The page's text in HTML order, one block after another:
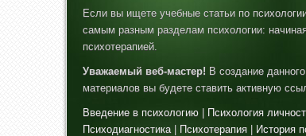
Если вы ищете учебные статьи по
самым разным разделам психологии:
психотерапией.
Уважаемый веб-мастер! В создание
материалов вы будете ставить активную
Введение в психологию Психология
Психодиагностика| Психотерапия История